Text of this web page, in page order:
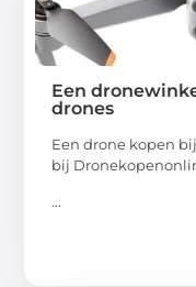
Een
drones
Een drone kopen
bij
...